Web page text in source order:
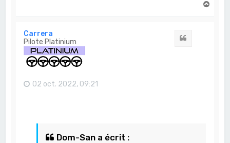
Carrera
Pilote Platinium
02 oct. 2022, 09:21
Dom-San a écrit :